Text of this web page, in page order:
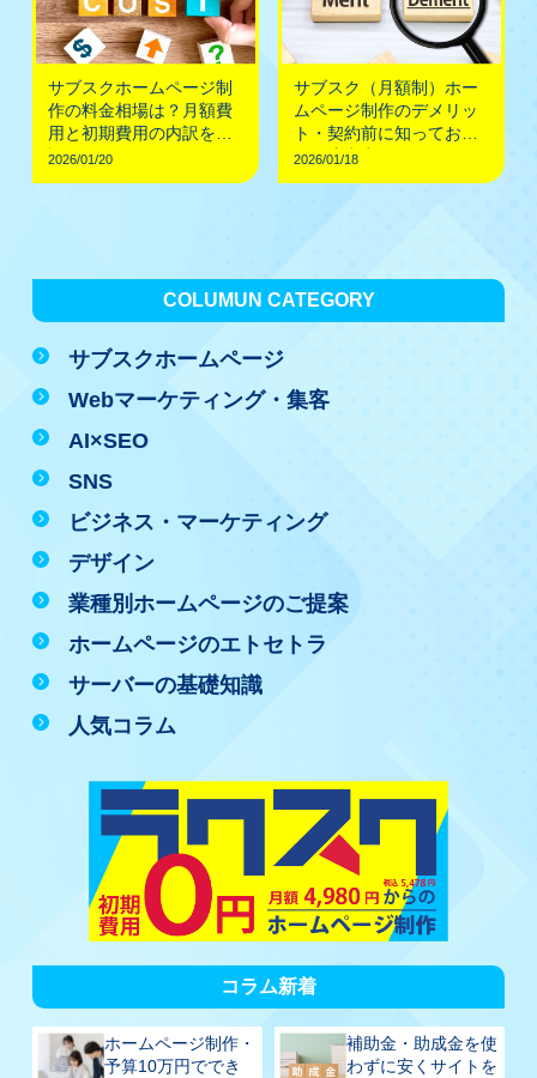
サブスクホームページ制
作の料金相場は？月額費
用と初期費用の内訳を解
説
2026/01/20
サブスク（月額制）ホー
ムページ制作のデメリッ
ト・契約前に知っておく
べき注意点
2026/01/18
COLUMUN CATEGORY
サブスクホームページ
Webマーケティング・集客
AI×SEO
SNS
ビジネス・マーケティング
デザイン
業種別ホームページのご提案
ホームページのエトセトラ
サーバーの基礎知識
人気コラム
コラム新着
ホームページ制作・
予算10万円ででき
補助金・助成金を使
わずに安くサイトを